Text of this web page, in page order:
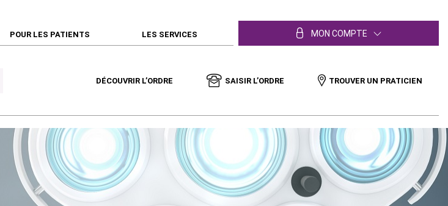
POUR LES PATIENTS LES SERVICES MON COMPTE
DÉCOUVRIR L’ORDRE SAISIR L’ORDRE TROUVER UN PRATICIEN